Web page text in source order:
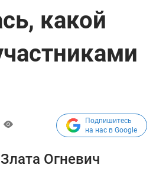
какой
Подпишитесь
на нас в Google
Огневич